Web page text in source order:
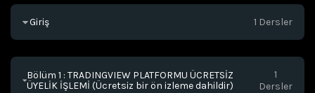
Giriş 1 Dersler
Bölüm 1 : TRADINGVIEW PLATFORMU ÜCRETSİZ
ÜYELİK İŞLEMİ (Ücretsiz bir ön izleme dahildir)
1
Dersler